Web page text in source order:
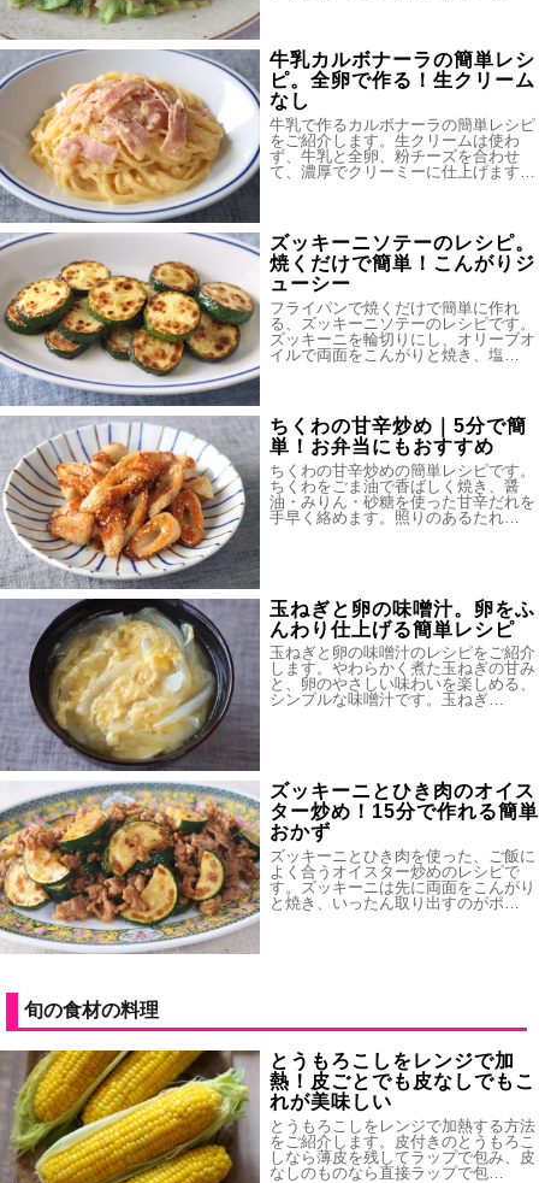
牛乳カルボナーラの簡単レシ
ピ。全卵で作る！生クリーム
なし
牛乳で作るカルボナーラの簡単レシピ
をご紹介します。生クリームは使わ
ず、牛乳と全卵、粉チーズを合わせ
て、濃厚でクリーミーに仕上げます…
ズッキーニソテーのレシピ。
焼くだけで簡単！こんがりジ
ューシー
フライパンで焼くだけで簡単に作れ
る、ズッキーニソテーのレシピです。
ズッキーニを輪切りにし、オリーブオ
イルで両面をこんがりと焼き、塩…
ちくわの甘辛炒め｜5分で簡
単！お弁当にもおすすめ
ちくわの甘辛炒めの簡単レシピです。
ちくわをごま油で香ばしく焼き、醤
油・みりん・砂糖を使った甘辛だれを
手早く絡めます。照りのあるたれ…
玉ねぎと卵の味噌汁。卵をふ
んわり仕上げる簡単レシピ
玉ねぎと卵の味噌汁のレシピをご紹介
します。やわらかく煮た玉ねぎの甘み
と、卵のやさしい味わいを楽しめる、
シンプルな味噌汁です。玉ねぎ…
ズッキーニとひき肉のオイス
ター炒め！15分で作れる簡単
おかず
ズッキーニとひき肉を使った、ご飯に
よく合うオイスター炒めのレシピで
す。ズッキーニは先に両面をこんがり
と焼き、いったん取り出すのがポ…
旬の食材の料理
とうもろこしをレンジで加
熱！皮ごとでも皮なしでもこ
れが美味しい
とうもろこしをレンジで加熱する方法
をご紹介します。皮付きのとうもろこ
しなら薄皮を残してラップで包み、皮
なしのものなら直接ラップで包…